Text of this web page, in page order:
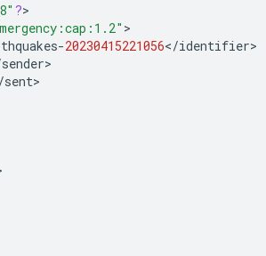
?>
-20230415221056</identifier
sender
/sent